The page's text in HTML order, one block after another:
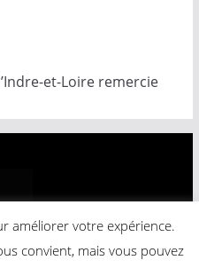
et-Loire remercie
Basket-Ball
améliorer votre expérience.
convient, mais vous pouvez